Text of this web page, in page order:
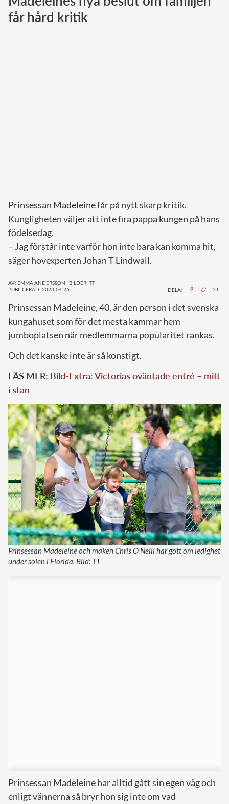
Norska kungahuset
får hård kritik
Prinsessan Madeleine får på nytt skarp kritik.
Kungligheten väljer att inte fira pappa kungen på hans
födelsedag.
– Jag förstår inte varför hon inte bara kan komma hit,
säger hovexperten Johan T Lindwall.
AV: EMMA ANDERSSON | BILDER: TT
PUBLICERAD: 2023-04-26
DELA:
Prinsessan Madeleine, 40, är den person i det svenska
kungahuset som för det mesta kammar hem
jumboplatsen när medlemmarna popularitet rankas.
Och det kanske inte är så konstigt.
LÄS MER: Bild-Extra: Victorias oväntade entré – mitt
i stan
Prinsessan Madeleine och maken Chris O’Neill har gott om ledighet
under solen i Florida. Bild: TT
Prinsessan Madeleine har alltid gått sin egen väg och
enligt vännerna så bryr hon sig inte om vad